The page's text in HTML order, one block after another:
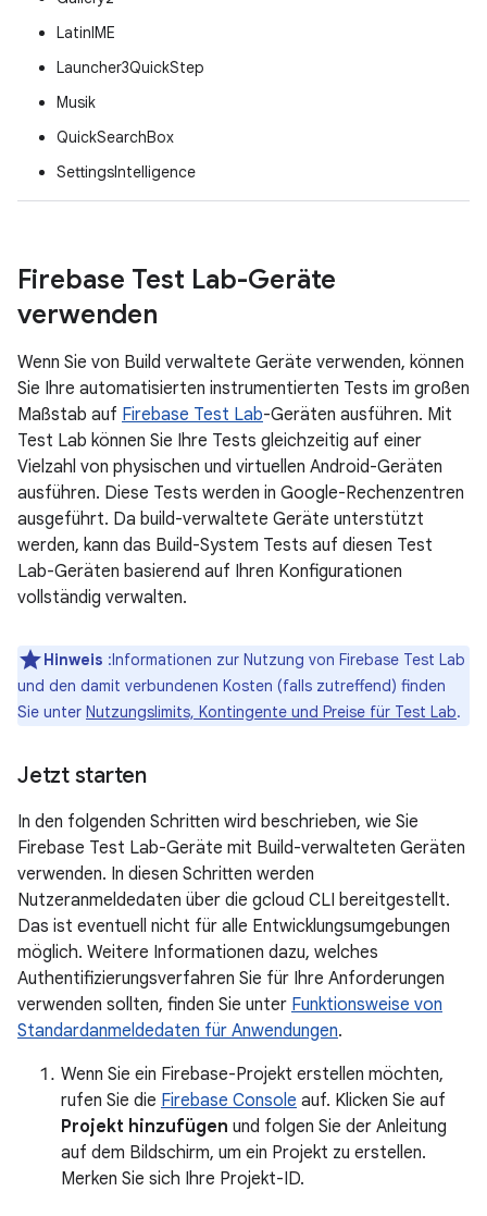
LatinIME
Launcher3QuickStep
Musik
QuickSearchBox
SettingsIntelligence
Firebase Test Lab-Geräte
verwenden
Wenn Sie von Build verwaltete Geräte verwenden, können
Sie Ihre automatisierten instrumentierten Tests im großen
Maßstab auf Firebase Test Lab-Geräten ausführen. Mit
Test Lab können Sie Ihre Tests gleichzeitig auf einer
Vielzahl von physischen und virtuellen Android-Geräten
ausführen. Diese Tests werden in Google-Rechenzentren
ausgeführt. Da build-verwaltete Geräte unterstützt
werden, kann das Build-System Tests auf diesen Test
Lab-Geräten basierend auf Ihren Konfigurationen
vollständig verwalten.
Hinweis :Informationen zur Nutzung von Firebase Test Lab
und den damit verbundenen Kosten (falls zutreffend) finden
Sie unter Nutzungslimits, Kontingente und Preise für Test Lab.
Jetzt starten
In den folgenden Schritten wird beschrieben, wie Sie
Firebase Test Lab-Geräte mit Build-verwalteten Geräten
verwenden. In diesen Schritten werden
Nutzeranmeldedaten über die gcloud CLI bereitgestellt.
Das ist eventuell nicht für alle Entwicklungsumgebungen
möglich. Weitere Informationen dazu, welches
Authentifizierungsverfahren Sie für Ihre Anforderungen
verwenden sollten, finden Sie unter Funktionsweise von
Standardanmeldedaten für Anwendungen.
Wenn Sie ein Firebase-Projekt erstellen möchten,
rufen Sie die Firebase Console auf. Klicken Sie auf
Projekt hinzufügen und folgen Sie der Anleitung
auf dem Bildschirm, um ein Projekt zu erstellen.
Merken Sie sich Ihre Projekt-ID.